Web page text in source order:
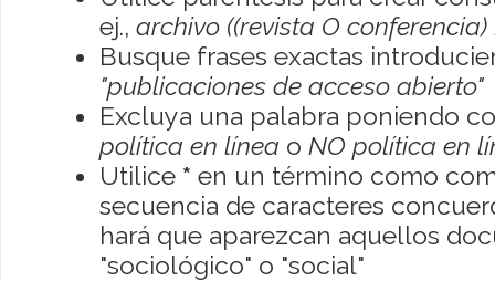
ej., archivo ((revista O conferencia)
Busque frases exactas
"publicaciones de acceso abierto"
Excluya una palabra poniendo
política en línea o NO política en
Utilice * en un término como
secuencia de caracteres
hará que aparezcan aquellos
"sociológico" o "social"